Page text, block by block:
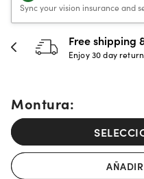
Sync your vision insurance and
Free shipping
Enjoy 30 day
Montura: